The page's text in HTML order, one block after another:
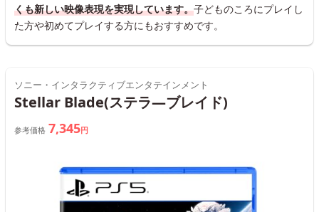
くも新しい映像表現を実現しています。子どものころにプレイし
た方や初めてプレイする方にもおすすめです。
ソニー・インタラクティブエンタテインメント
Stellar Blade(ステラ—ブレイド)
参考価格 7,345円